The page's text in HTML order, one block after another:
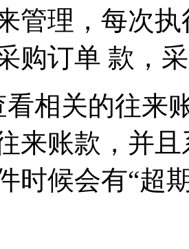
管理，每次
购订单 款，
看相关的往来
来账款，并
时候会有“超